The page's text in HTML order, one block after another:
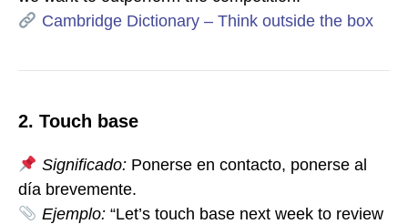
Cambridge Dictionary – Think outside the box
2. Touch base
Significado:Ponerse en contacto, ponerse al
día brevemente.
Ejemplo:“Let’s touch base next week to review